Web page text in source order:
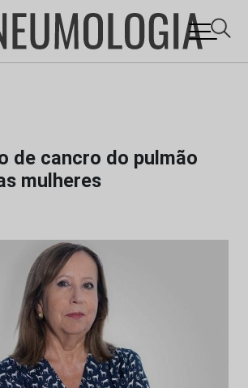
de cancro do pulmão
mulheres